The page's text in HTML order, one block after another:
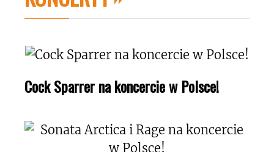
Cock Sparrer na koncercie w Polsce!